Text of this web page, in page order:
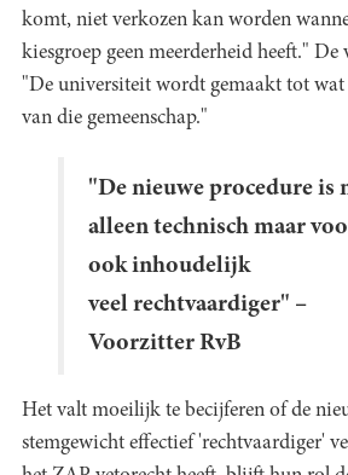
komt, niet verkozen kan worden
kiesgroep geen meerderheid heeft."
"De universiteit wordt gemaakt tot wat
van die gemeenschap."
"De nieuwe procedure is
alleen technisch maar
ook inhoudelijk
veel rechtvaardiger" –
Voorzitter RvB
Het valt moeilijk te becijferen of de
stemgewicht effectief 'rechtvaardiger'